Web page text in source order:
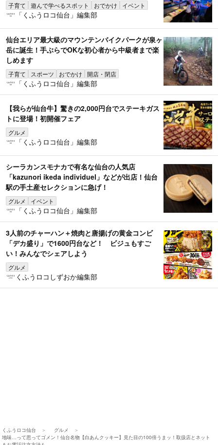
子育て 遊んで学べるスポット おでかけ イベント
「くふうロコ仙台」編集部
仙台エリア最大級のマウンテンバイクパークが泉ヶ
岳に誕生！手ぶらでOKな初心者から中級者まで楽
しめます
子育て スポーツ おでかけ 開店・閉店
「くふうロコ仙台」編集部
【我らが仙台牛】驚きの2,000円台でステーキガス
トに登場！初開催フェア
グルメ
「くふうロコ仙台」編集部
シーラカンスモナカで有名な仙台の人気店
「kazunori ikeda individuel」などが出店！仙台
駅の手土産セレクションに急げ！
グルメ イベント
「くふうロコ仙台」編集部
3人前のチャーハン＋焼肉と唐揚げの黄金コンビ
「デカ盛り」で1600円台など！ ビジュもすご
い！みんなでシェアしよう
グルメ
くふうロコしずおか編集部
くふうロコ仙台
グルメ
地味…って思ってゴメン！仙台名物【白あんクッキー】見た目の100倍うまッ！取扱店とネット